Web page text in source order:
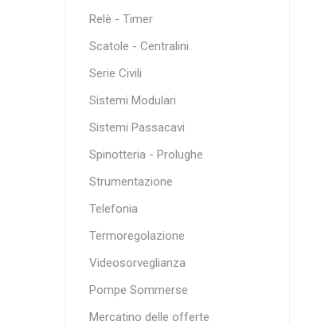
Relè - Timer
Scatole - Centralini
Serie Civili
Sistemi Modulari
Sistemi Passacavi
Spinotteria - Prolughe
Strumentazione
Telefonia
Termoregolazione
Videosorveglianza
Pompe Sommerse
Mercatino delle offerte